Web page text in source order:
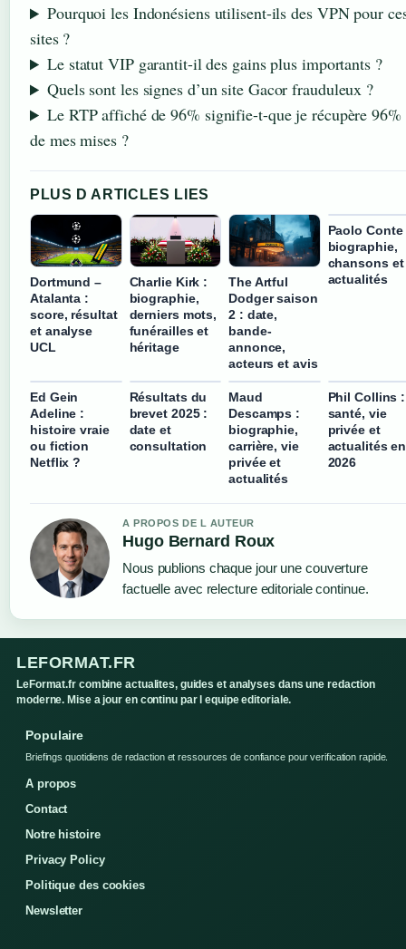
Pourquoi les Indonésiens utilisent-ils des VPN pour
sites ?
Le statut VIP garantit-il des gains plus importants ?
Quels sont les signes d’un site Gacor frauduleux ?
Le RTP affiché de 96% signifie-t-que je récupère 96%
de mes mises ?
PLUS D ARTICLES LIES
Dortmund –
Atalanta :
score, résultat
et analyse
UCL
Charlie Kirk :
biographie,
derniers mots,
funérailles et
héritage
The Artful
Dodger saison
2 : date,
bande-
annonce,
acteurs et avis
Paolo Conte
biographie,
chansons et
actualités
Ed Gein
Adeline :
histoire vraie
ou fiction
Netflix ?
Résultats du
brevet 2025 :
date et
consultation
Maud
Descamps :
biographie,
carrière, vie
privée et
actualités
Phil Collins :
santé, vie
privée et
actualités en
2026
A PROPOS DE L AUTEUR
Hugo Bernard Roux
Nous publions chaque jour une couverture
factuelle avec relecture editoriale continue.
LEFORMAT.FR
LeFormat.fr combine actualites, guides et analyses dans une redaction
moderne. Mise a jour en continu par l equipe editoriale.
Populaire
Briefings quotidiens de redaction et ressources de confiance pour verification rapide.
A propos
Contact
Notre histoire
Privacy Policy
Politique des cookies
Newsletter